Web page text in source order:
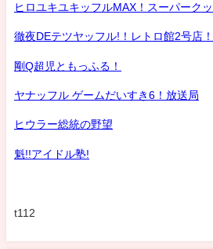
ヒロユキユキッフルMAX！スーパークッ
徹夜DEテツヤッフル!！レトロ館2号店！
剛Q超児ともっふる！
ヤナッフル ゲームだいすき6！放送局
ヒウラー総統の野望
魁!!アイドル塾!
t112